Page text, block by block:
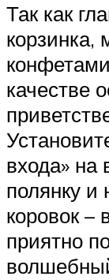
Так как
корзинка,
качестве
входа» на
полянку
коровок –
приятно